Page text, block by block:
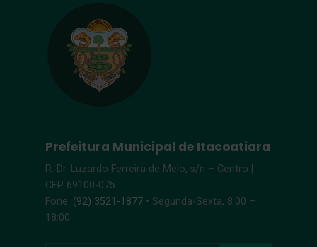
Prefeitura Municipal de Itacoatiara
R. Dr. Luzardo Ferreira de Melo, s/n – Centro |
CEP 69100-075
Fone: (92) 3521-1877 • Segunda-Sexta, 8:00 –
18:00